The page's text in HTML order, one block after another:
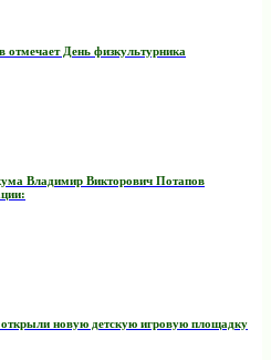
День физкультурника
Владимир Викторович Потапов
новую детскую игровую площадку